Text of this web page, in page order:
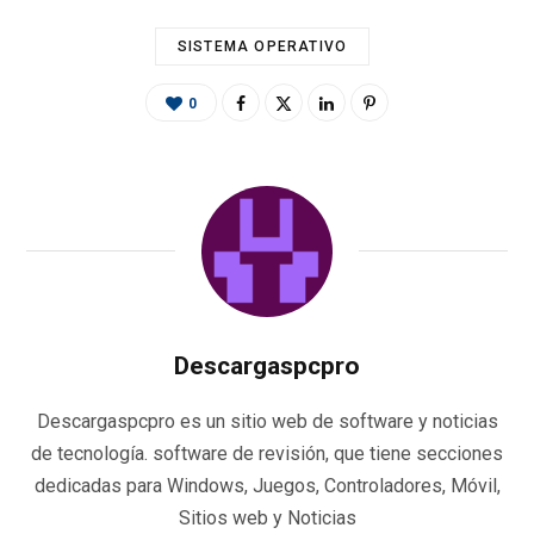
SISTEMA OPERATIVO
0
Descargaspcpro
Descargaspcpro es un sitio web de software y noticias
de tecnología. software de revisión, que tiene secciones
dedicadas para Windows, Juegos, Controladores, Móvil,
Sitios web y Noticias